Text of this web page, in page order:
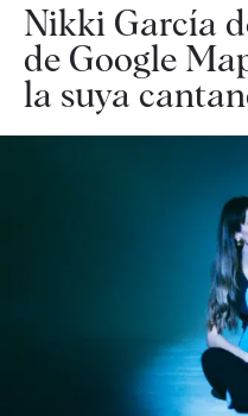
Nikki García
de Google
la suya